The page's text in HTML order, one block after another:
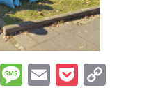
Threema
Message
Email